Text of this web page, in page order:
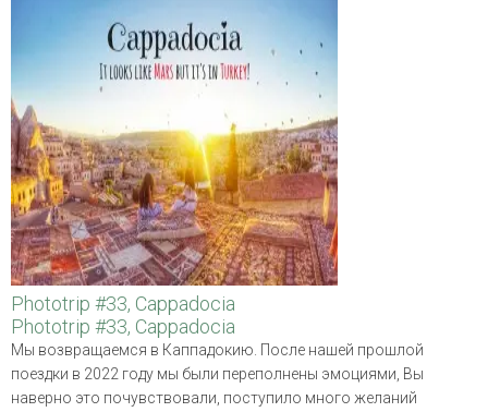
Phototrip #33, Cappadocia
Phototrip #33, Cappadocia
Мы возвращаемся в Каппадокию. После нашей прошлой
поездки в 2022 году мы были переполнены эмоциями, Вы
наверно это почувствовали, поступило много желаний